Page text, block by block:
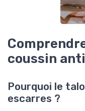
coussin
Pourquoi le
escarres ?